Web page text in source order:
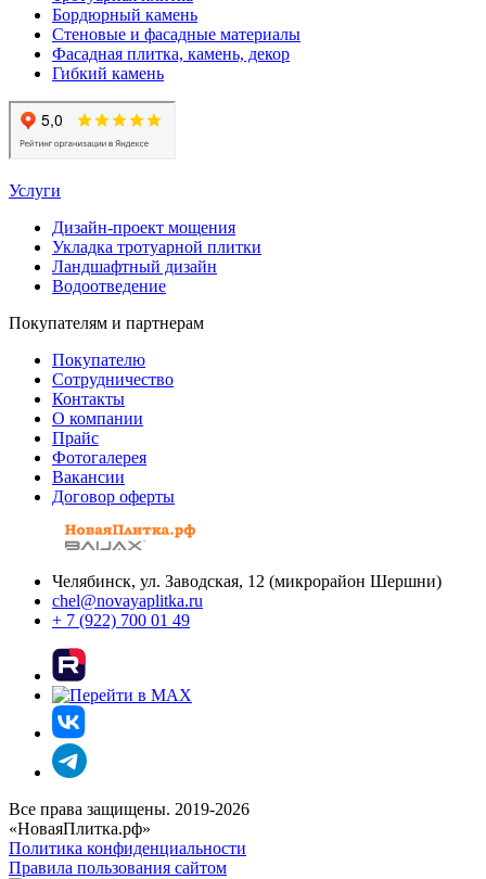
Бордюрный камень
Стеновые и фасадные материалы
Фасадная плитка, камень, декор
Гибкий камень
Услуги
Дизайн-проект мощения
Укладка тротуарной плитки
Ландшафтный дизайн
Водоотведение
Покупателям и партнерам
Покупателю
Сотрудничество
Контакты
О компании
Прайс
Фотогалерея
Вакансии
Договор оферты
Челябинск, ул. Заводская, 12 (микрорайон Шершни)
chel@novayaplitka.ru
+ 7 (922) 700 01 49
Все права защищены. 2019-2026
«НоваяПлитка.рф»
Политика конфиденциальности
Правила пользования сайтом